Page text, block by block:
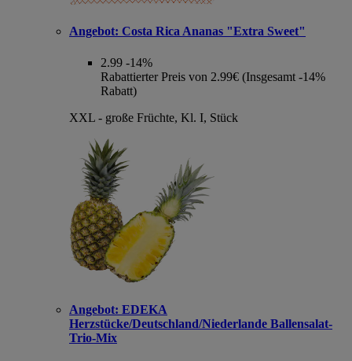
Angebot: Costa Rica Ananas "Extra Sweet"
2.99 -14%
Rabattierter Preis von 2.99€ (Insgesamt -14%
Rabatt)
XXL - große Früchte, Kl. I, Stück
Angebot: EDEKA
Herzstücke/Deutschland/Niederlande Ballensalat-
Trio-Mix